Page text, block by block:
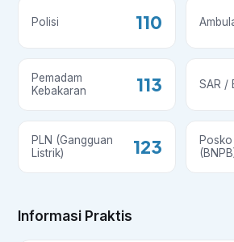
Polisi 110
Pemadam
Kebakaran
113 SAR /
PLN (Gangguan
Listrik)
123
Informasi Praktis